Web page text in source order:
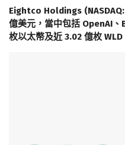
Eightco Holdings
億美元，當中包括 OpenAI
枚以太幣及近 3.02 億枚 WLD